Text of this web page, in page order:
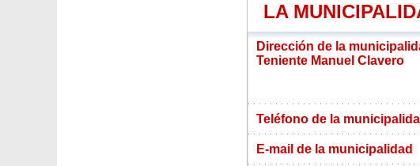
LA
Dirección de la
Teniente Manuel Clavero
Teléfono de la
E-mail de la municipalidad